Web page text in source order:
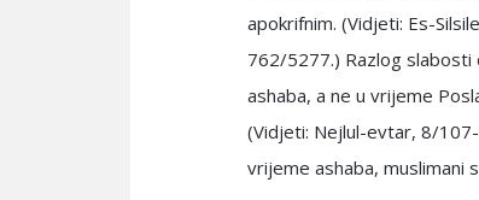
apokrifnim. (Vidjeti: Es-
762/5277.) Razlog slabosti
ashaba, a ne u vrijeme
(Vidjeti: Nejlul-evtar, 8/
vrijeme ashaba, muslimani